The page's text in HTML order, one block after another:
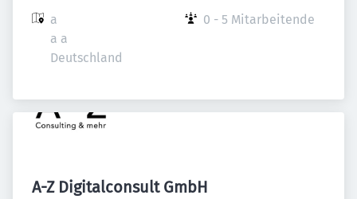
a
a a
Deutschland
0 - 5 Mitarbeitende
A-Z Digitalconsult GmbH